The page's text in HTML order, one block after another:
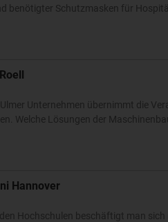
benötigter Schutzmasken für
Unternehmen übernimmt die
Welche Lösungen der
Hannover
Hochschulen beschäftigt man sich